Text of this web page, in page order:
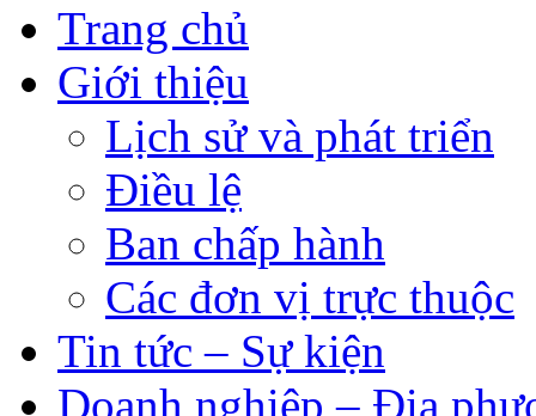
Trang chủ
Giới thiệu
Lịch sử và phát triển
Điều lệ
Ban chấp hành
Các đơn vị trực thuộc
Tin tức – Sự kiện
Doanh nghiệp – Địa